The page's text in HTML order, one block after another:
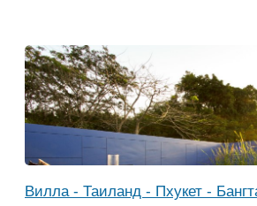
Вилла - Таиланд - Пхукет -